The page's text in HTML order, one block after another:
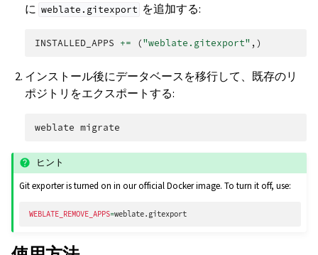
に weblate.gitexport を追加する:
INSTALLED_APPS += ("weblate.gitexport" ,)
インストール後にデータベースを移行して、既存のリ
ポジトリをエクスポートする:
weblate
ヒント
Git exporter is turned on in our official Docker image. To turn it off, use:
WEBLATE_REMOVE_APPS=